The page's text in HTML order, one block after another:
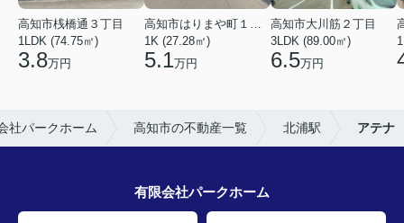
高知市桟橋通３丁目
1LDK (74.75㎡)
3.8万円
高知市はりまや町１丁目
1K (27.28㎡)
5.1万円
高知市大川筋２丁目
3LDK (89.00㎡)
6.5万円
社パークホーム 高知市の不動産一覧 北浦駅 アテナ
有限会社パークホーム